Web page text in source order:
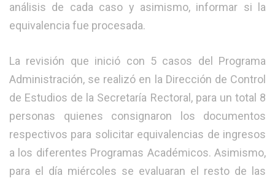
análisis de cada caso y asimismo, informar si la
equivalencia fue procesada.
La revisión que inició con 5 casos del Programa
Administración, se realizó en la Dirección de Control
de Estudios de la Secretaría Rectoral, para un total 8
personas quienes consignaron los documentos
respectivos para solicitar equivalencias de ingresos
a los diferentes Programas Académicos. Asimismo,
para el día miércoles se evaluaran el resto de las